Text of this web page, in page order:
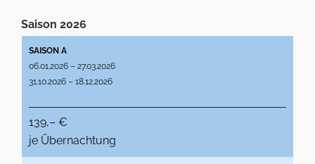
Saison 2026
SAISON A
06.01.2026 – 27.03.2026
31.10.2026 – 18.12.2026
139,– €
je Übernachtung